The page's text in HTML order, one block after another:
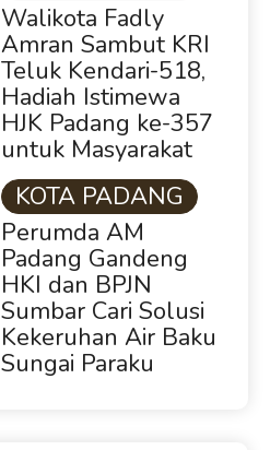
Walikota Fadly
Amran Sambut KRI
Teluk Kendari-518,
Hadiah Istimewa
HJK Padang ke-357
untuk Masyarakat
KOTA PADANG
Perumda AM
Padang Gandeng
HKI dan BPJN
Sumbar Cari Solusi
Kekeruhan Air Baku
Sungai Paraku